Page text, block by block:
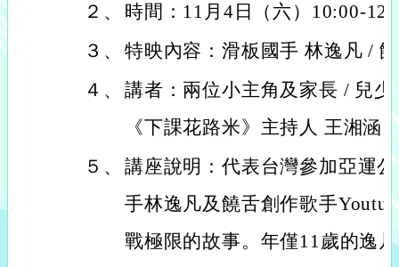
２、
時間：11月4日（六）10:00-
３、 特映內容：滑板國手 林逸凡 /
４、 講者：兩位小主角及家長 / 兒
《下課花路米》主持人 王湘涵
５、 講座說明：代表台灣參加亞運
手林逸凡及饒舌創作歌手
戰極限的故事。年僅11歲的逸